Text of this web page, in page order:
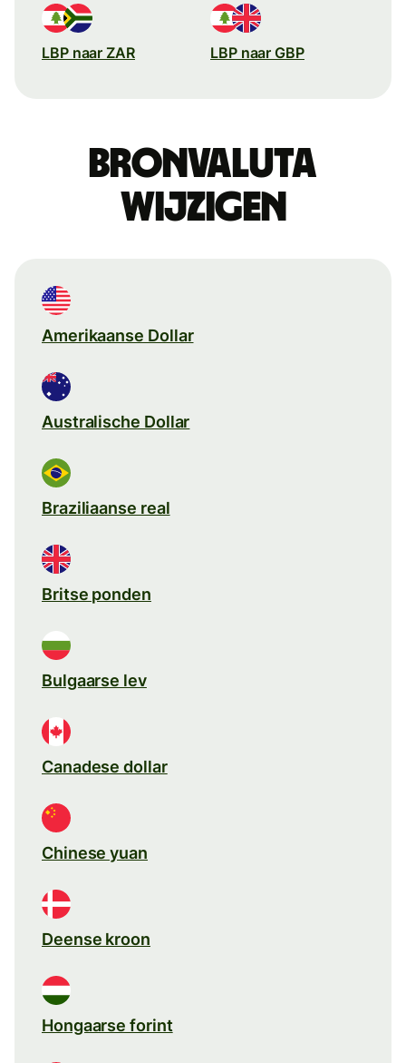
LBP naar ZAR LBP naar GBP
Bronvaluta
wijzigen
Amerikaanse Dollar
Australische Dollar
Braziliaanse real
Britse ponden
Bulgaarse lev
Canadese dollar
Chinese yuan
Deense kroon
Hongaarse forint